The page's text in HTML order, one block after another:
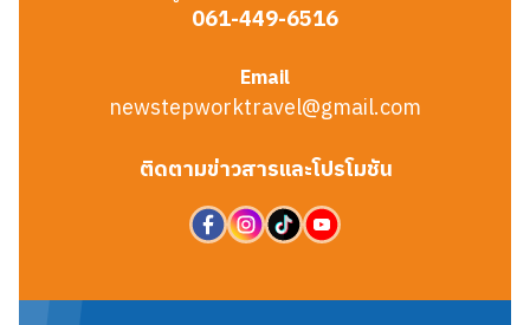
061-449-6516
Email
newstepworktravel@gmail.com
ติดตามข่าวสารและโปรโมชัน